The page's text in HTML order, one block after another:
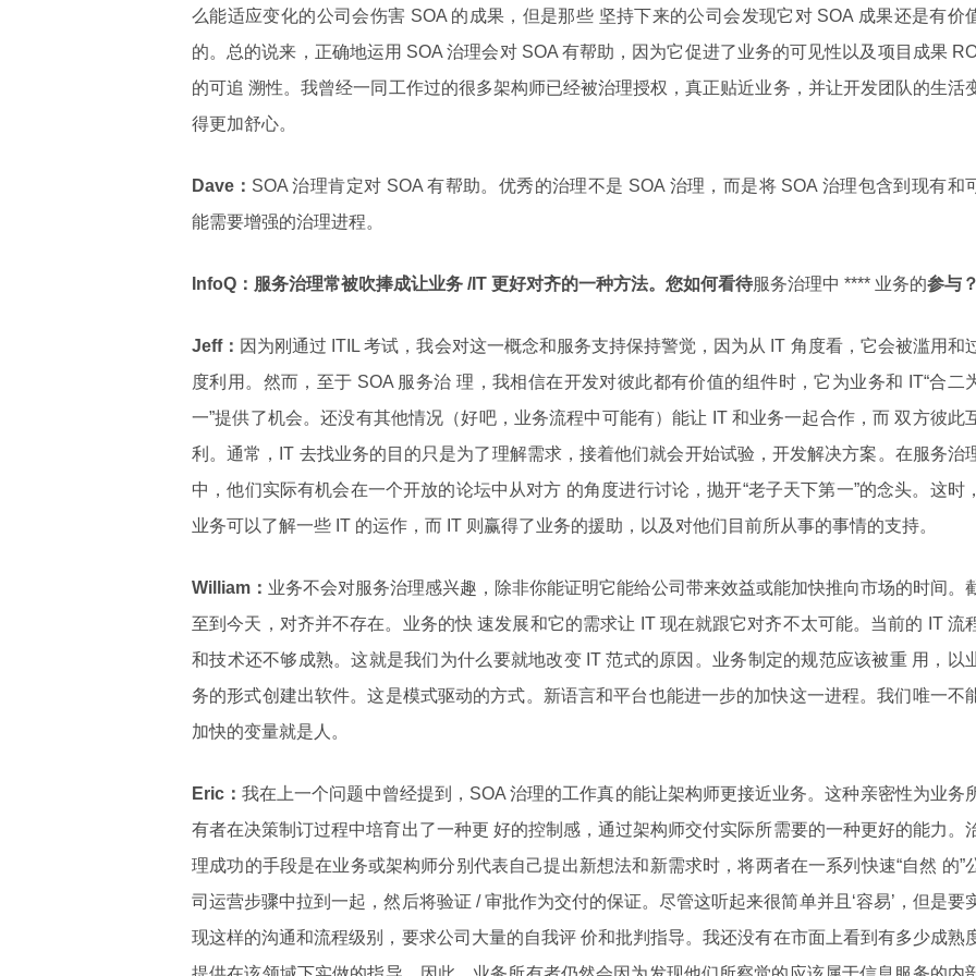
么能适应变化的公司会伤害 SOA 的成果，但是那些 坚持下来的公司会发现它对 SOA 成果还是有价
的。总的说来，正确地运用 SOA 治理会对 SOA 有帮助，因为它促进了业务的可见性以及项目成果
的可追 溯性。我曾经一同工作过的很多架构师已经被治理授权，真正贴近业务，并让开发团队的生活
得更加舒心。
Dave： SOA 治理肯定对 SOA 有帮助。优秀的治理不是 SOA 治理，而是将 SOA 治理包含到现有和
能需要增强的治理进程。
InfoQ：服务治理常被吹捧成让业务 /IT 更好对齐的一种方法。您如何看待服务治理中 **** 业务的参与？
Jeff： 因为刚通过 ITIL 考试，我会对这一概念和服务支持保持警觉，因为从 IT 角度看，它会被滥用和
度利用。然而，至于 SOA 服务治 理，我相信在开发对彼此都有价值的组件时，它为业务和 IT“合二
一”提供了机会。还没有其他情况（好吧，业务流程中可能有）能让 IT 和业务一起合作，而 双方彼此
利。通常，IT 去找业务的目的只是为了理解需求，接着他们就会开始试验，开发解决方案。在服务治
中，他们实际有机会在一个开放的论坛中从对方 的角度进行讨论，抛开“老子天下第一”的念头。这时，
业务可以了解一些 IT 的运作，而 IT 则赢得了业务的援助，以及对他们目前所从事的事情的支持。
William： 业务不会对服务治理感兴趣，除非你能证明它能给公司带来效益或能加快推向市场的时间。
至到今天，对齐并不存在。业务的快 速发展和它的需求让 IT 现在就跟它对齐不太可能。当前的 IT 流
和技术还不够成熟。这就是我们为什么要就地改变 IT 范式的原因。业务制定的规范应该被重 用，以
务的形式创建出软件。这是模式驱动的方式。新语言和平台也能进一步的加快这一进程。我们唯一不
加快的变量就是人。
Eric： 我在上一个问题中曾经提到，SOA 治理的工作真的能让架构师更接近业务。这种亲密性为业务
有者在决策制订过程中培育出了一种更 好的控制感，通过架构师交付实际所需要的一种更好的能力。
理成功的手段是在业务或架构师分别代表自己提出新想法和新需求时，将两者在一系列快速“自然 的”
司运营步骤中拉到一起，然后将验证 / 审批作为交付的保证。尽管这听起来很简单并且‘容易’，但是要
现这样的沟通和流程级别，要求公司大量的自我评 价和批判指导。我还没有在市面上看到有多少成熟